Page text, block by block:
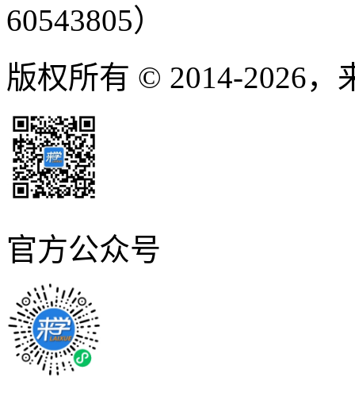
60543805）
版权所有 © 2014-2026，
官方公众号